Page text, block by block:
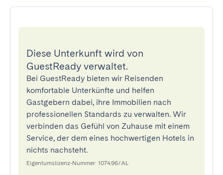
Diese Unterkunft wird von
GuestReady verwaltet.
Bei GuestReady bieten wir Reisenden
komfortable Unterkünfte und helfen
Gastgebern dabei, ihre Immobilien nach
professionellen Standards zu verwalten. Wir
verbinden das Gefühl von Zuhause mit einem
Service, der dem eines hochwertigen Hotels in
nichts nachsteht.
Eigentumslizenz-Nummer: 107496/AL